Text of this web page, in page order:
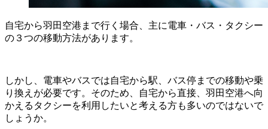
自宅から羽田空港まで行く場合、主に電車・バス・タクシー
の３つの移動方法があります。
しかし、電車やバスでは自宅から駅、バス停までの移動や乗
り換えが必要です。そのため、自宅から直接、羽田空港へ向
かえるタクシーを利用したいと考える方も多いのではないで
しょうか。